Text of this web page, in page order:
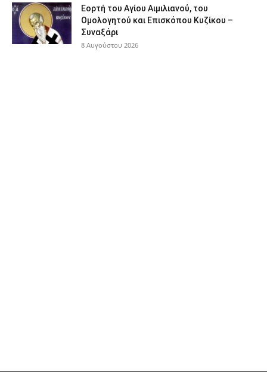
Εορτή του Αγίου Αιμιλιανού, του
Ομολογητού και Επισκόπου Κυζίκου –
Συναξάρι
8 Αυγούστου 2026